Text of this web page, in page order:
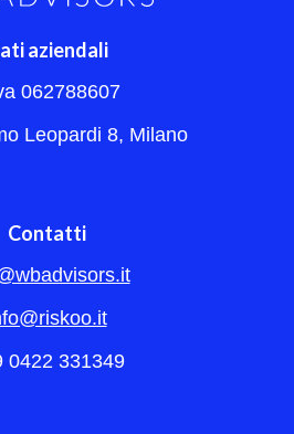
aziendali
062788607
Leopardi 8, Milano
Contatti
0422 331349